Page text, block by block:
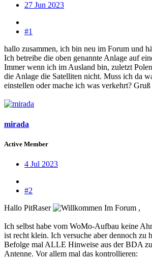
27 Jun 2023
#1
hallo zusammen, ich bin neu im Forum und
Ich betreibe die oben genannte Anlage auf
Immer wenn ich im Ausland bin, zuletzt
die Anlage die Satelliten nicht. Muss ich da
einstellen oder mache ich was verkehrt?
mirada
Active Member
4 Jul 2023
#2
Hallo PitRaser
,
Ich selbst habe vom WoMo-Aufbau keine
ist recht klein. Ich versuche aber dennoch zu
Befolge mal ALLE Hinweise aus der BDA
Antenne. Vor allem mal das kontrollieren: